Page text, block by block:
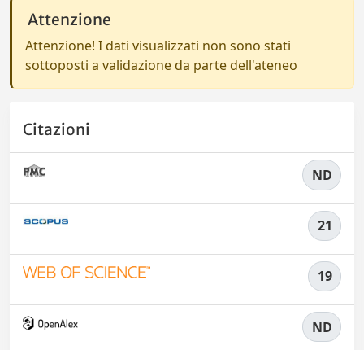
Attenzione
Attenzione! I dati visualizzati non sono stati
sottoposti a validazione da parte dell'ateneo
Citazioni
ND
21
19
ND